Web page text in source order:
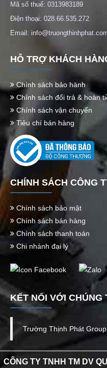
Mã số thuế: 0313983189
Điện thoại: 028.66.535.272
Email:
HỖ TRỢ KHÁCH
Chính sách bảo hành
Chính sách đổi trả & hoàn
Chính sách vận chuyển
Tiêu chí bán hàng
CHÍNH SÁCH CÔNG
Chính sách bảo mật
Chính sách bán hàng
Chính sách thanh toán
Chi nhánh đại lý
KẾT NỐI VỚI CHÚNG
Trường Thịnh Phát Group
CÔNG TY TNHH TM DV